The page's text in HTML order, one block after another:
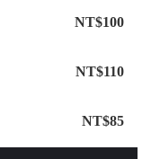
NT$100
NT$110
NT$85